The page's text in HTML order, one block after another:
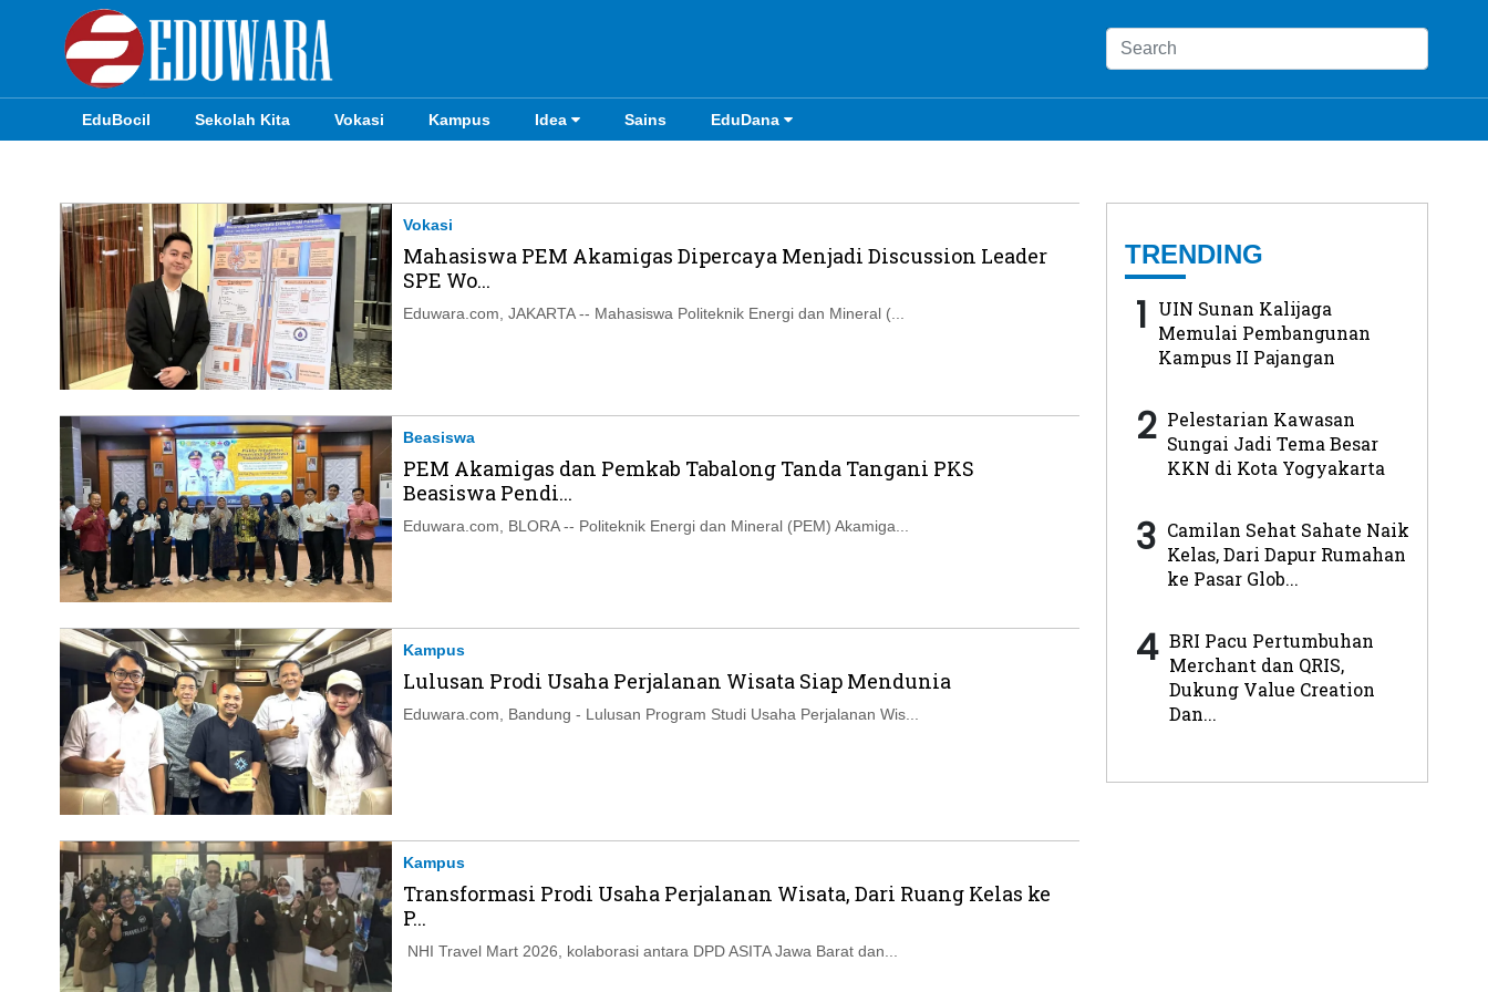
EduBocil Sekolah Kita Vokasi Kampus Idea Sains EduDana
Sekolah Kita
Vokasi
Kampus
Idea
Sains
EduDana
Vokasi
Mahasiswa PEM Akamigas Dipercaya Menjadi Discussion Leader
SPE Wo...
Eduwara.com, JAKARTA -- Mahasiswa Politeknik Energi dan Mineral (...
Beasiswa
PEM Akamigas dan Pemkab Tabalong Tanda Tangani PKS
Beasiswa Pendi...
Eduwara.com, BLORA -- Politeknik Energi dan Mineral (PEM) Akamiga...
Kampus
Lulusan Prodi Usaha Perjalanan Wisata Siap Mendunia
Eduwara.com, Bandung - Lulusan Program Studi Usaha Perjalanan Wis...
Kampus
Transformasi Prodi Usaha Perjalanan Wisata, Dari Ruang Kelas ke
P...
NHI Travel Mart 2026, kolaborasi antara DPD ASITA Jawa Barat dan...
TRENDING
1 UIN Sunan Kalijaga
Memulai Pembangunan
Kampus II Pajangan
2 Pelestarian Kawasan
Sungai Jadi Tema Besar
KKN di Kota Yogyakarta
3 Camilan Sehat Sahate Naik
Kelas, Dari Dapur Rumahan
ke Pasar Glob...
4 BRI Pacu Pertumbuhan
Merchant dan QRIS,
Dukung Value Creation
Dan...